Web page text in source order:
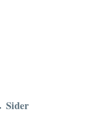
Sider